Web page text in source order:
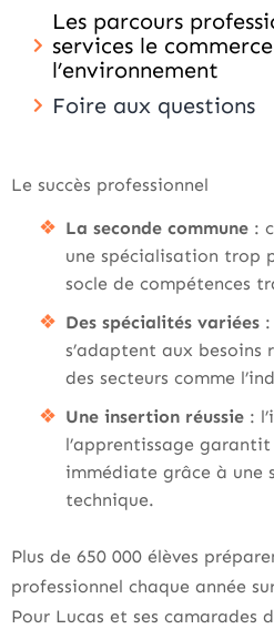
Les parcours
services le
l’environnement
Foire aux questions
Le succès professionnel
La seconde commune :
une spécialisation trop
socle de compétences
Des spécialités variées
s’adaptent aux besoins
des secteurs comme
Une insertion réussie :
l’apprentissage
immédiate grâce à une
technique.
Plus de 650 000 élèves
professionnel chaque année
Pour Lucas et ses camarades